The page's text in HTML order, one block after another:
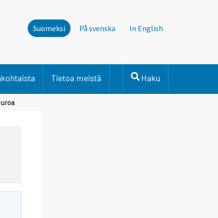
Suomeksi På svenska In English
Tietoa meistä Haku